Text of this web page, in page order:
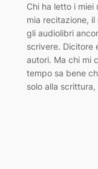
Chi ha letto i miei
mia recitazione,
gli audiolibri
scrivere. Dicitore
autori. Ma chi mi
tempo sa bene
solo alla